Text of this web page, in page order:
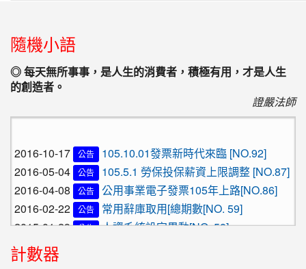
隨機小語
◎ 每天無所事事，是人生的消費者，積極有用，才是人生
的創造者。
證嚴法師
2016-10-17 公告
105.10.01發票新時代來臨 [NO.92]
2016-05-04
公告
105.5.1 勞保投保薪資上限調整 [NO.87]
2016-04-08
公告
公用事業電子發票105年上路[NO.86]
2016-02-22
公告
常用辭庫取用[總期數[NO. 59]
2015-01-29 公告
人資系統設定異動[NO. 58]
2016-05-04
計數器